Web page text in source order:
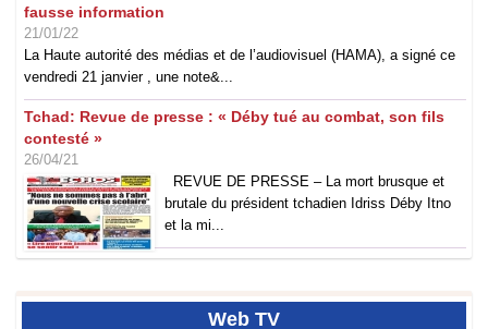
fausse information
21/01/22
La Haute autorité des médias et de l’audiovisuel (HAMA), a signé ce
vendredi 21 janvier , une note&...
Tchad: Revue de presse : « Déby tué au combat, son fils
contesté »
26/04/21
REVUE DE PRESSE – La mort brusque et
brutale du président tchadien Idriss Déby Itno
et la mi...
Web TV